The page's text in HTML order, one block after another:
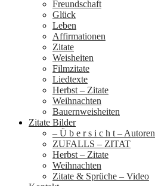
Freundschaft
Glück
Leben
Affirmationen
Zitate
Weisheiten
Filmzitate
Liedtexte
Herbst – Zitate
Weihnachten
Bauernweisheiten
Zitate Bilder
– Ü b e r s i c h t – Autoren
ZUFALLS – ZITAT
Herbst – Zitate
Weihnachten
Zitate & Sprüche – Video